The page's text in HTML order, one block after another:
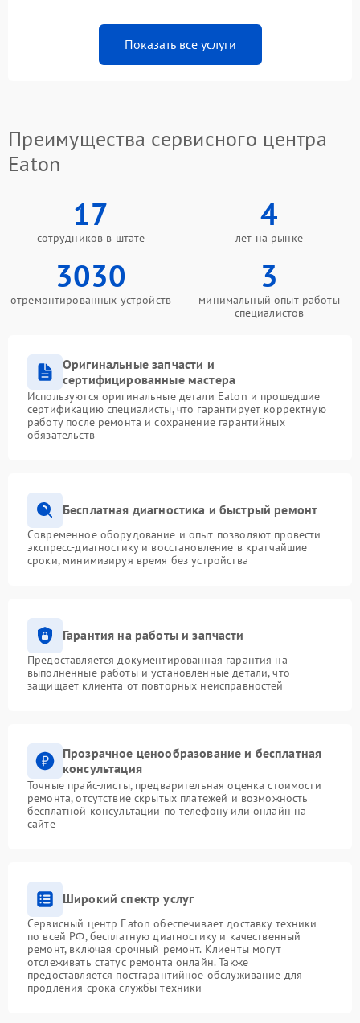
Показать все услуги
Преимущества сервисного центра
Eaton
17
сотрудников в штате
4
лет на рынке
3030
отремонтированных устройств
3
минимальный опыт работы
специалистов
Оригинальные запчасти и
сертифицированные мастера
Используются оригинальные детали Eaton и прошедшие
сертификацию специалисты, что гарантирует корректную
работу после ремонта и сохранение гарантийных
обязательств
Бесплатная диагностика и быстрый ремонт
Современное оборудование и опыт позволяют провести
экспресс-диагностику и восстановление в кратчайшие
сроки, минимизируя время без устройства
Гарантия на работы и запчасти
Предоставляется документированная гарантия на
выполненные работы и установленные детали, что
защищает клиента от повторных неисправностей
Прозрачное ценообразование и бесплатная
консультация
Точные прайс-листы, предварительная оценка стоимости
ремонта, отсутствие скрытых платежей и возможность
бесплатной консультации по телефону или онлайн на
сайте
Широкий спектр услуг
Сервисный центр Eaton обеспечивает доставку техники
по всей РФ, бесплатную диагностику и качественный
ремонт, включая срочный ремонт. Клиенты могут
отслеживать статус ремонта онлайн. Также
предоставляется постгарантийное обслуживание для
продления срока службы техники